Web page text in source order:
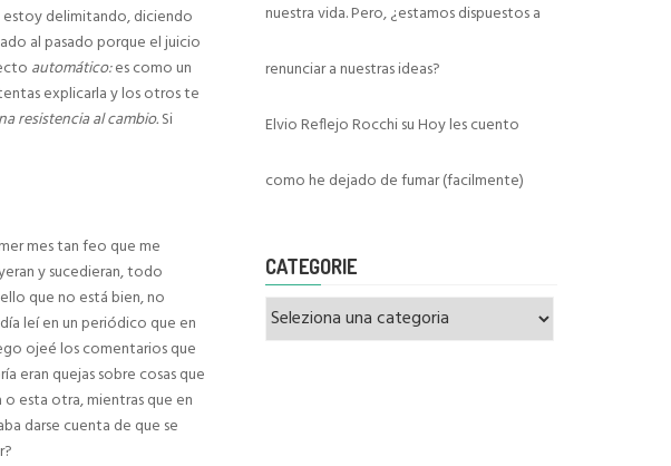
delimitando, diciendo
al pasado porque el juicio
automático:es como un
explicarla y los otros te
resistencia al cambio.Si
mes tan feo que me
y sucedieran, todo
que no está bien, no
leí en un periódico que en
ojeé los comentarios que
eran quejas sobre cosas que
esta otra, mientras que en
darse cuenta de que se
nuestra vida. Pero, ¿estamos dispuestos a
renunciar a nuestras ideas?
Elvio Reflejo RocchisuHoy les cuento
como he dejado de fumar (facilmente)
CATEGORIE
Categorie